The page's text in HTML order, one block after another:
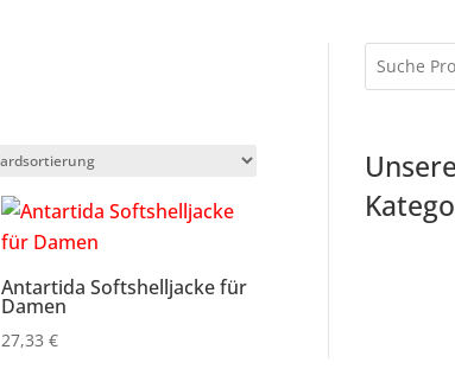
Antartida Softshelljacke für
Damen
27,33€